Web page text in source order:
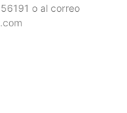
o al correo